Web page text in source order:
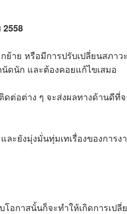
าย หรือมีการปรับเปลี่ยนสภาว
ดนัก และต้องคอยแก้ไขเสมอ
ต่อต่าง ๆ จะส่งผลทางด้านดีที่
ละยังมุ่งมั่นทุ่มเทเรื่องของการ
โอกาสนั้นก็จะทำให้เกิดการเป